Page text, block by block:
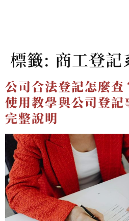
標籤: 商工登記
公司合法登記怎麼
使用教學與公司登
完整說明